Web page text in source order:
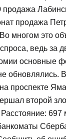
продажа
продажа
многом это
ведь за
основные
обновлялись.
проспекте
второй
697